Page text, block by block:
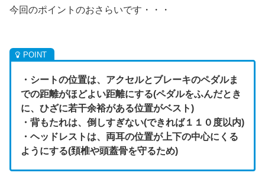
今回のポイントのおさらいです・・・
・シートの位置は、アクセルとブレーキのペダルま
での距離がほどよい距離にする(ペダルをふんだとき
に、ひざに若干余裕がある位置がベスト)
・背もたれは、倒しすぎない(できれば１１０度以内)
・ヘッドレストは、両耳の位置が上下の中心にくる
ようにする(頚椎や頭蓋骨を守るため)